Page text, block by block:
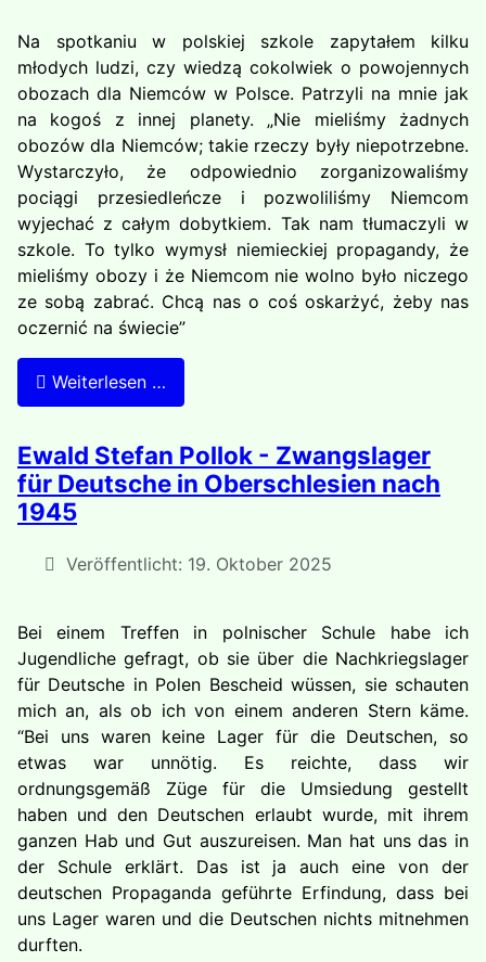
Na spotkaniu w polskiej szkole zapytałem kilku
młodych ludzi, czy wiedzą cokolwiek o powojennych
obozach dla Niemców w Polsce. Patrzyli na mnie jak
na kogoś z innej planety. „Nie mieliśmy żadnych
obozów dla Niemców; takie rzeczy były niepotrzebne.
Wystarczyło, że odpowiednio zorganizowaliśmy
pociągi przesiedleńcze i pozwoliliśmy Niemcom
wyjechać z całym dobytkiem. Tak nam tłumaczyli w
szkole. To tylko wymysł niemieckiej propagandy, że
mieliśmy obozy i że Niemcom nie wolno było niczego
ze sobą zabrać. Chcą nas o coś oskarżyć, żeby nas
oczernić na świecie”
Weiterlesen …
Ewald Stefan Pollok - Zwangslager
für Deutsche in Oberschlesien nach
1945
Veröffentlicht: 19. Oktober 2025
Bei einem Treffen in polnischer Schule habe ich
Jugendliche gefragt, ob sie über die Nachkriegslager
für Deutsche in Polen Bescheid wüssen, sie schauten
mich an, als ob ich von einem anderen Stern käme.
“Bei uns waren keine Lager für die Deutschen, so
etwas war unnötig. Es reichte, dass wir
ordnungsgemäß Züge für die Umsiedung gestellt
haben und den Deutschen erlaubt wurde, mit ihrem
ganzen Hab und Gut auszureisen. Man hat uns das in
der Schule erklärt. Das ist ja auch eine von der
deutschen Propaganda geführte Erfindung, dass bei
uns Lager waren und die Deutschen nichts mitnehmen
durften.